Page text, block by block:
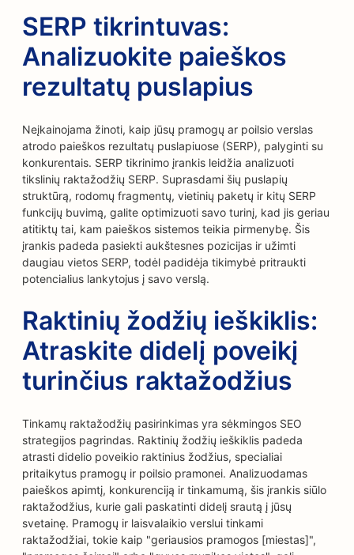
SERP tikrintuvas:
Analizuokite paieškos
rezultatų puslapius
Neįkainojama žinoti, kaip jūsų pramogų ar poilsio verslas
atrodo paieškos rezultatų puslapiuose (SERP), palyginti su
konkurentais. SERP tikrinimo įrankis leidžia analizuoti
tikslinių raktažodžių SERP. Suprasdami šių puslapių
struktūrą, rodomų fragmentų, vietinių paketų ir kitų SERP
funkcijų buvimą, galite optimizuoti savo turinį, kad jis geriau
atitiktų tai, kam paieškos sistemos teikia pirmenybę. Šis
įrankis padeda pasiekti aukštesnes pozicijas ir užimti
daugiau vietos SERP, todėl padidėja tikimybė pritraukti
potencialius lankytojus į savo verslą.
Raktinių žodžių ieškiklis:
Atraskite didelį poveikį
turinčius raktažodžius
Tinkamų raktažodžių pasirinkimas yra sėkmingos SEO
strategijos pagrindas. Raktinių žodžių ieškiklis padeda
atrasti didelio poveikio raktinius žodžius, specialiai
pritaikytus pramogų ir poilsio pramonei. Analizuodamas
paieškos apimtį, konkurenciją ir tinkamumą, šis įrankis siūlo
raktažodžius, kurie gali paskatinti didelį srautą į jūsų
svetainę. Pramogų ir laisvalaikio verslui tinkami
raktažodžiai, tokie kaip "geriausios pramogos [miestas]",